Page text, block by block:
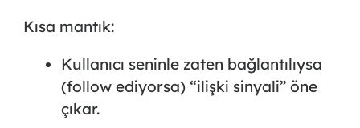
Kısa mantık:
Kullanıcı seninle zaten bağlantılıysa
(follow ediyorsa) “ilişki sinyali” öne
çıkar.